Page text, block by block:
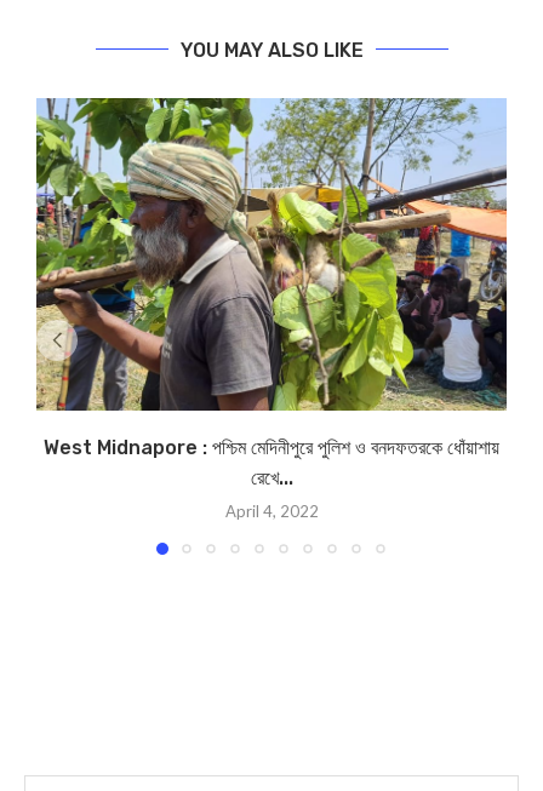
YOU MAY ALSO LIKE
West Midnapore : পশ্চিম মেদিনীপুরে পুলিশ ও বনদফতরকে ধোঁয়াশায়
রেখে...
April 4, 2022